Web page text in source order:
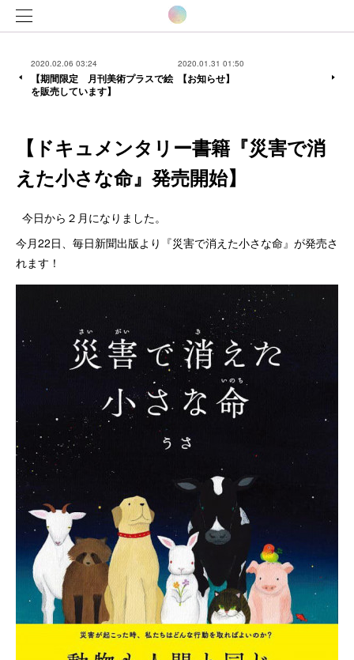
2020.02.06 03:24
【期間限定 月刊美術プラスで絵
を販売しています】
2020.01.31 01:50
【お知らせ】
【ドキュメンタリー書籍『災害で消
えた小さな命』発売開始】
今日から２月になりました。
今月22日、毎日新聞出版より『災害で消えた小さな命』が発売さ
れます！